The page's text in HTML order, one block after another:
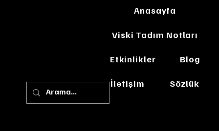
Anasayfa
Viski Tadım Notları
Etkinlikler Blog
İletişim Sözlük